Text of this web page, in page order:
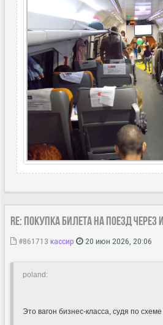
Re: Покупка билета на поезд через
#861713 кассир 20 июн 2026, 20:06
poland:
Это вагон бизнес-класса, судя по